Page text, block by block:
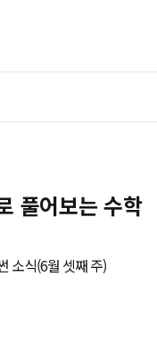
풀어보는 수학